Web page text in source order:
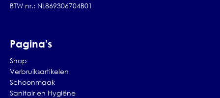
BTW nr.: NL869306704B01
Pagina's
Shop
Verbruiksartikelen
Schoonmaak
Sanitair en Hygiëne